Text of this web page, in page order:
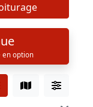
en option